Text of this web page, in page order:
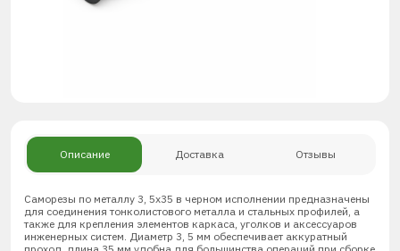
Описание Доставка Отзывы
Саморезы по металлу 3, 5х35 в черном исполнении предназначены
для соединения тонколистового металла и стальных профилей, а
также для крепления элементов каркаса, уголков и аксессуаров
инженерных систем. Диаметр 3, 5 мм обеспечивает аккуратный